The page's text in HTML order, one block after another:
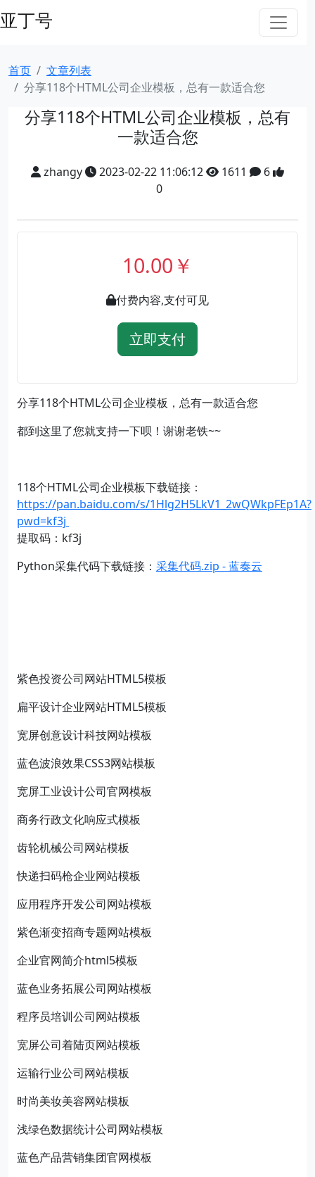
亚丁号
首页
文章列表
分享118个HTML公司企业模板，总有一款适合您
分享118个HTML公司企业模板，总有
一款适合您
zhangy 2023-02-22 11:06:12 1611
6
0
10.00￥
付费内容,支付可见
立即支付
分享118个HTML公司企业模板，总有一款适合您
都到这里了您就支持一下呗！谢谢老铁~~
118个HTML公司企业模板下载链接：
https://pan.baidu.com/s/1Hlg2H5LkV1_2wQWkpFEp1A?
pwd=kf3j
提取码：kf3j
Python采集代码下载链接： 采集代码.zip - 蓝奏云
紫色投资公司网站HTML5模板
扁平设计企业网站HTML5模板
宽屏创意设计科技网站模板
蓝色波浪效果CSS3网站模板
宽屏工业设计公司官网模板
商务行政文化响应式模板
齿轮机械公司网站模板
快递扫码枪企业网站模板
应用程序开发公司网站模板
紫色渐变招商专题网站模板
企业官网简介html5模板
蓝色业务拓展公司网站模板
程序员培训公司网站模板
宽屏公司着陆页网站模板
运输行业公司网站模板
时尚美妆美容网站模板
浅绿色数据统计公司网站模板
蓝色产品营销集团官网模板